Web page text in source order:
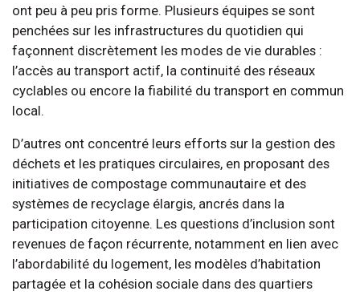
ont peu à peu pris forme. Plusieurs équipes se sont
penchées sur les infrastructures du quotidien qui
façonnent discrètement les modes de vie durables :
l’accès au transport actif, la continuité des réseaux
cyclables ou encore la fiabilité du transport en commun
local.
D’autres ont concentré leurs efforts sur la gestion des
déchets et les pratiques circulaires, en proposant des
initiatives de compostage communautaire et des
systèmes de recyclage élargis, ancrés dans la
participation citoyenne. Les questions d’inclusion sont
revenues de façon récurrente, notamment en lien avec
l’abordabilité du logement, les modèles d’habitation
partagée et la cohésion sociale dans des quartiers